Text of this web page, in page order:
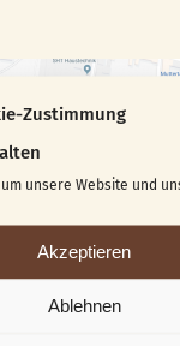
Zustimmung
unsere Website und
Akzeptieren
Ablehnen